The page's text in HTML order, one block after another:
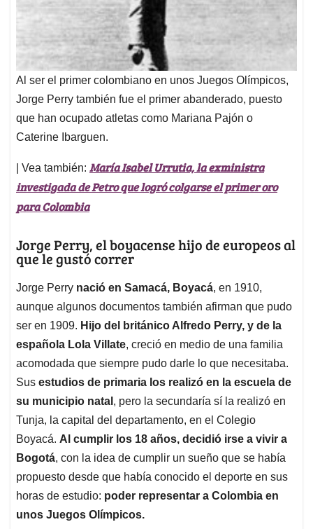
Al ser el primer colombiano en unos Juegos Olímpicos,
Jorge Perry también fue el primer abanderado, puesto
que han ocupado atletas como Mariana Pajón o
Caterine Ibarguen.
| Vea también: María Isabel Urrutia, la exministra
investigada de Petro que logró colgarse el primer oro
para Colombia
Jorge Perry, el boyacense hijo de europeos al
que le gustó correr
Jorge Perry nació en Samacá, Boyacá, en 1910,
aunque algunos documentos también afirman que pudo
ser en 1909. Hijo del británico Alfredo Perry, y de la
española Lola Villate, creció en medio de una familia
acomodada que siempre pudo darle lo que necesitaba.
Sus estudios de primaria los realizó en la escuela de
su municipio natal , pero la secundaría sí la realizó en
Tunja, la capital del departamento, en el Colegio
Boyacá. Al cumplir los 18 años, decidió irse a vivir a
Bogotá, con la idea de cumplir un sueño que se había
propuesto desde que había conocido el deporte en sus
horas de estudio: poder representar a Colombia en
unos Juegos Olímpicos.